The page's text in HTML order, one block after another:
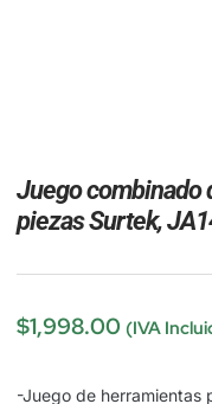
Juego combinado
piezas Surtek,
$1,998.00 (IVA
-Juego de herramientas